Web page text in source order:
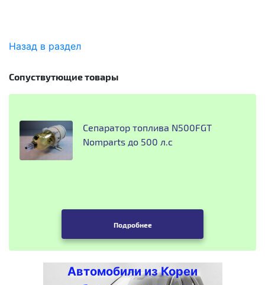
Назад в раздел
Сопуствутющие товары
Сепаратор топлива N500FGT
Nomparts до 500 л.с
Подробнее
Автомобили из Кореи